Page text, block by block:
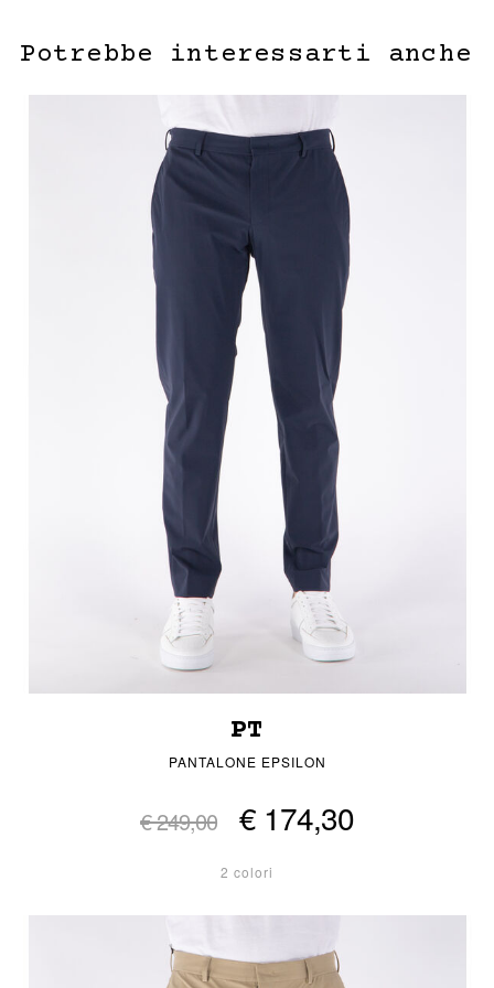
Potrebbe interessarti anche
PT
PANTALONE EPSILON
€ 249,00 € 174,30
2 colori